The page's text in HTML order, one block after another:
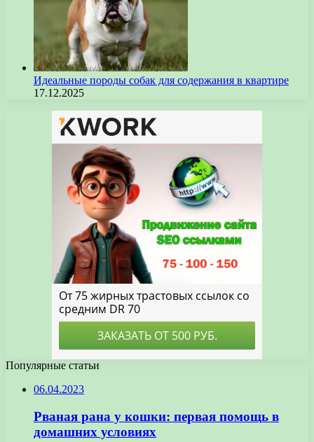
Идеальные породы собак для содержания в квартире
17.12.2025
Популярные статьи
06.04.2023
Рваная рана у кошки: первая помощь в
домашних условиях